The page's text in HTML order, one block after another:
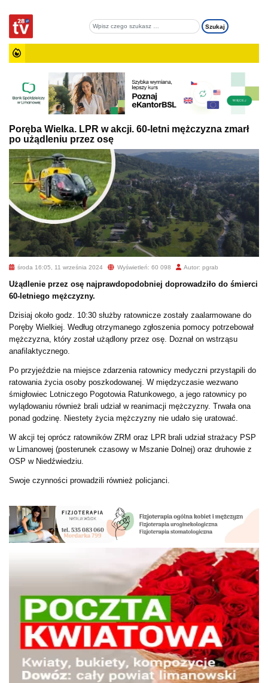
Poręba Wielka. LPR w akcji. 60-letni mężczyzna zmarł
po użądleniu przez osę
środa 16:05, 11 września 2024 Wyświetleń: 60 098 Autor: pgrab
Użądlenie przez osę najprawdopodobniej doprowadziło do śmierci
60-letniego mężczyzny.
Dzisiaj około godz. 10:30 służby ratownicze zostały zaalarmowane do
Poręby Wielkiej. Według otrzymanego zgłoszenia pomocy potrzebował
mężczyzna, który został użądlony przez osę. Doznał on wstrząsu
anafilaktycznego.
Po przyjeździe na miejsce zdarzenia ratownicy medyczni przystąpili do
ratowania życia osoby poszkodowanej. W międzyczasie wezwano
śmigłowiec Lotniczego Pogotowia Ratunkowego, a jego ratownicy po
wylądowaniu również brali udział w reanimacji mężczyzny. Trwała ona
ponad godzinę. Niestety życia mężczyzny nie udało się uratować.
W akcji tej oprócz ratowników ZRM oraz LPR brali udział strażacy PSP
w Limanowej (posterunek czasowy w Mszanie Dolnej) oraz druhowie z
OSP w Niedźwiedziu.
Swoje czynności prowadzili również policjanci.